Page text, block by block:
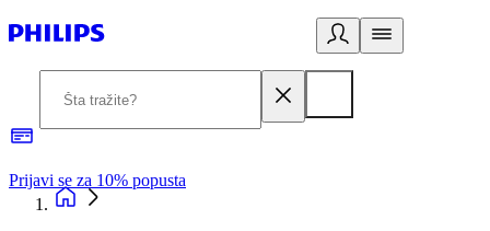
Prijavi se za 10% popusta